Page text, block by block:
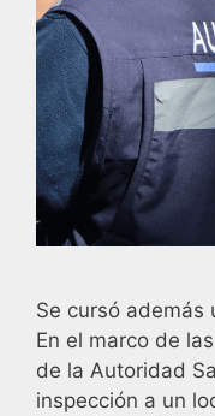
Se cursó además
En el marco de
de la Autoridad
inspección a un